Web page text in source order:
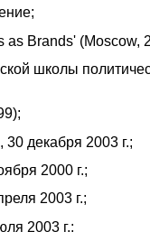
as Brands' (Moscow,
школы
декабря 2003 г.;
2000 г.;
2003 г.;
2003 г.;